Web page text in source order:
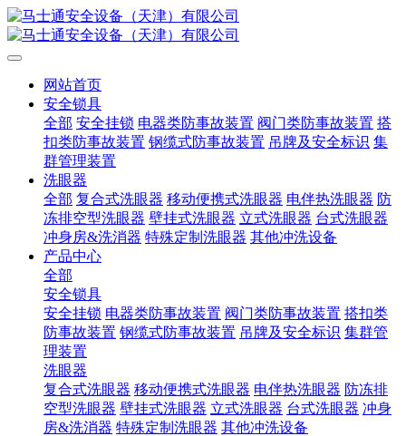
网站首页
安全锁具
全部 安全挂锁 电器类防事故装置 阀门类防事故装置 搭
扣类防事故装置 钢缆式防事故装置 吊牌及安全标识 集
群管理装置
洗眼器
全部 复合式洗眼器 移动便携式洗眼器 电伴热洗眼器 防
冻排空型洗眼器 壁挂式洗眼器 立式洗眼器 台式洗眼器
冲身房&洗消器 特殊定制洗眼器 其他冲洗设备
产品中心
全部
安全锁具
安全挂锁 电器类防事故装置 阀门类防事故装置 搭扣类
防事故装置 钢缆式防事故装置 吊牌及安全标识 集群管
理装置
洗眼器
复合式洗眼器 移动便携式洗眼器 电伴热洗眼器 防冻排
空型洗眼器 壁挂式洗眼器 立式洗眼器 台式洗眼器 冲身
房&洗消器 特殊定制洗眼器 其他冲洗设备